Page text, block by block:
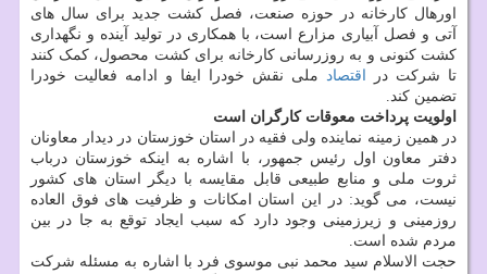
اورهال کارخانه در حوزه صنعت، فصل کشت جدید برای سال های
آتی و فصل آبیاری مزارع است، با همکاری در تولید آینده و نگهداری
کشت کنونی و به روزرسانی کارخانه برای کشت محصول، کمک کنند
تا شرکت در
اقتصاد ملی نقش خودرا ایفا و ادامه فعالیت خودرا
تضمین کند.
اولویت پرداخت معوقات کارگران است
در همین زمینه نماینده ولی فقیه در استان خوزستان در دیدار معاونان
دفتر معاون اول رئیس جمهور، با اشاره به اینکه خوزستان درباب
ثروت ملی و منابع طبیعی قابل مقایسه با دیگر استان های کشور
نیست، می گوید: در این استان امکانات و ظرفیت های فوق العاده
روزمینی و زیرزمینی وجود دارد که سبب ایجاد توقع به جا در بین
مردم شده است.
حجت الاسلام سید محمد نبی موسوی فرد با اشاره به مسئله شرکت